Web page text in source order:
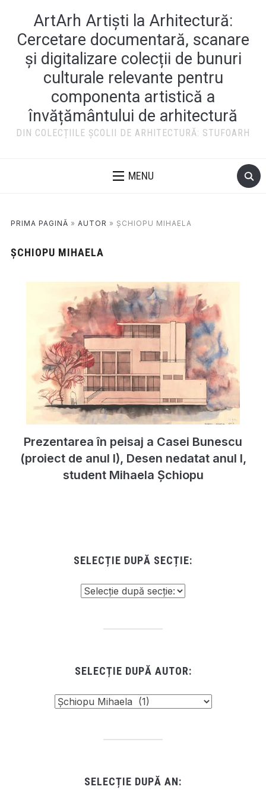
ArtArh Artiști la Arhitectură:
Cercetare documentară, scanare
și digitalizare colecții de bunuri
culturale relevante pentru
componenta artistică a
învățământului de arhitectură
DIN COLECȚIILE ȘCOLII DE ARHITECTURĂ: STUFOARH
MENU
PRIMA PAGINĂ » AUTOR » ȘCHIOPU MIHAELA
ȘCHIOPU MIHAELA
Prezentarea în peisaj a Casei Bunescu
(proiect de anul I), Desen nedatat anul I,
student Mihaela Șchiopu
SELECȚIE DUPĂ SECȚIE:
SELECȚIE DUPĂ AUTOR:
SELECȚIE DUPĂ AN: